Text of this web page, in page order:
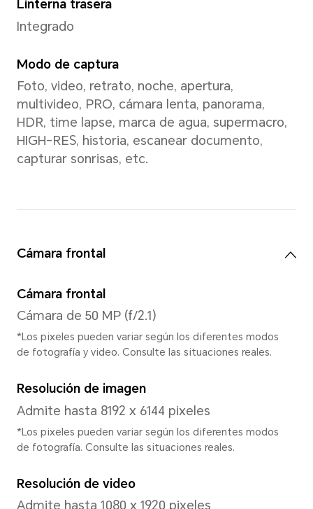
GPU
Mali-G57 MC2
Tipo de teclado
Gestos, navegación con
navegación
Reconocimiento facial/
mano/Modo oscuro/
dispositivo/Ventana
aplicaciones/Aplicación